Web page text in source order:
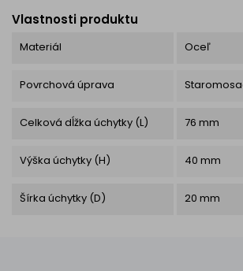
Vlastnosti produktu
Materiál Oceľ
Povrchová úprava
Celková dĺžka úchytky (L) 76 mm
Výška úchytky (H) 40 mm
Šírka úchytky (D) 20 mm